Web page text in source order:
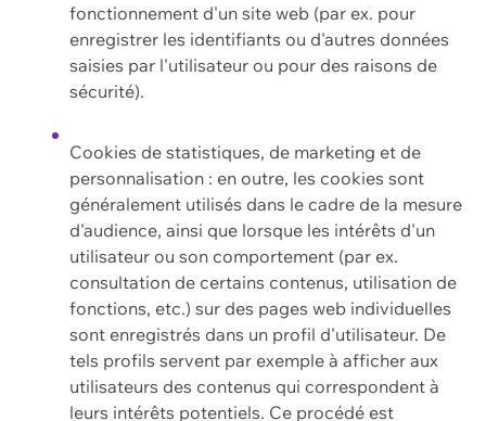
fonctionnement d'un site web (par ex. pour
enregistrer les identifiants ou d'autres données
saisies par l'utilisateur ou pour des raisons de
sécurité).
Cookies de statistiques, de marketing et de
personnalisation : en outre, les cookies sont
généralement utilisés dans le cadre de la mesure
d'audience, ainsi que lorsque les intérêts d'un
utilisateur ou son comportement (par ex.
consultation de certains contenus, utilisation de
fonctions, etc.) sur des pages web individuelles
sont enregistrés dans un profil d'utilisateur. De
tels profils servent par exemple à afficher aux
utilisateurs des contenus qui correspondent à
leurs intérêts potentiels. Ce procédé est